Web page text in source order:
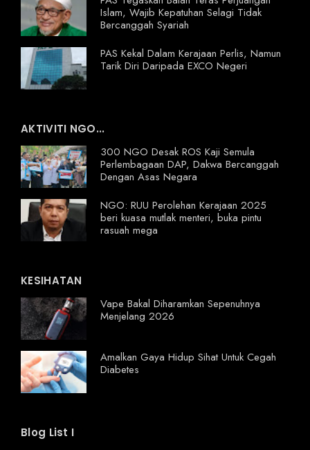
Islam, Wajib Kepatuhan Selagi Tidak
Bercanggah Syariah
PAS Kekal Dalam Kerajaan Perlis, Namun
Tarik Diri Daripada EXCO Negeri
AKTIVITI NGO...
300 NGO Desak ROS Kaji Semula
Perlembagaan DAP, Dakwa Bercanggah
Dengan Asas Negara
NGO: RUU Perolehan Kerajaan 2025
beri kuasa mutlak menteri, buka pintu
rasuah mega
KESIHATAN
Vape Bakal Diharamkan Sepenuhnya
Menjelang 2026
Amalkan Gaya Hidup Sihat Untuk Cegah
Diabetes
Blog List I